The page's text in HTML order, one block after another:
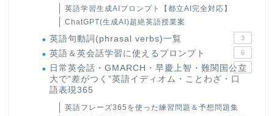
英語学習生成AIプロンプト【都立AI完全対応】
ChatGPT(生成AI)超絶英語授業案
英語句動詞(phrasal verbs)一覧 3
英語＆英会話学習に使えるプロンプト 6
日常英会話・GMARCH・早慶上智・難関国公立
大で“差がつく”英語イディオム・ことわざ・口
語表現365
22
英語フレーズ365を使った練習問題＆予想問題集